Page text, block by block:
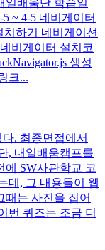
일배움단 학습일
~ 4-5 네비게이터
하기 네비게이션
비게이터 설치코
생성
크...
. 최종면접에서
, 내일배움캠프를
에 SW사관학교 코
데, 그 내용들이 웹
때는 사진을 집어
번 퀴즈는 조금 더